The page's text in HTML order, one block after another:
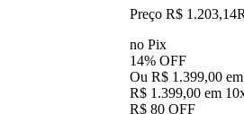
Preço R$ 1.203,14
no Pix
14% OFF
Ou R$ 1.399,00
R$ 1.399,00 em 10
R$ 80 OFF